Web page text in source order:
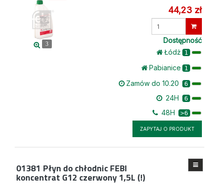
3
44,23 zł
Dostępność
Łódż 1
Pabianice 1
Zamów do 10.20 6
24H 6
48H >6
ZAPYTAJ O PRODUKT
01381 Płyn do chłodnic FEBI
koncentrat G12 czerwony 1,5L (!)